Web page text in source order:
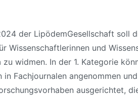
der LipödemGesellschaft soll
Wissenschaftlerinnen und
zu widmen. In der 1. Kategorie
Fachjournalen angenommen
ausgerichtet,